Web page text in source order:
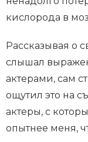
кислорода в
Рассказывая о
слышал
актерами, сам
ощутил это на
актеры, с
опытнее меня,